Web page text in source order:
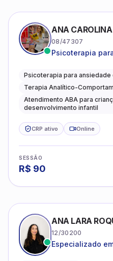
ANA
08/47307
Psicoterapia
Psicoterapia para ansiedade
Terapia Analítico-
Atendimento ABA para
desenvolvimento infantil
CRP ativo Online
SESSÃO
R$ 90
ANA LARA
12/30200
Especializado